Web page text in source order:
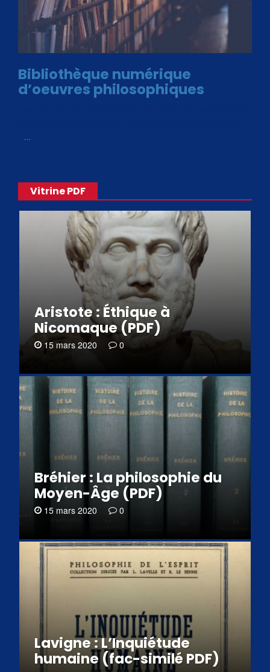
Bibliothèque numérique
d’oeuvres philosophiques
…
Vitrine PDF
Aristote : Éthique à
Nicomaque (PDF)
15 mars 2020 0
Bréhier : La philosophie du
Moyen-Âge (PDF)
15 mars 2020 0
Lavigne : L’Inquiétude
humaine (fac-similé PDF)